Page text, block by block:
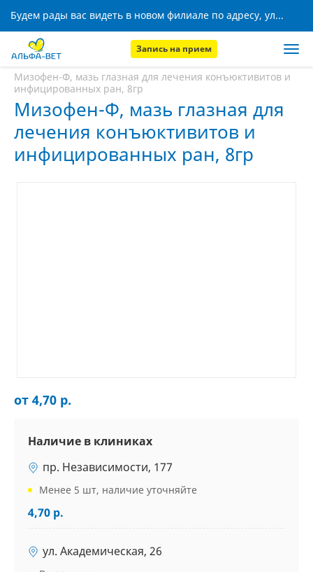
Будем рады вас видеть в новом филиале по адресу, ул. Кижеватова, 8!
Запись на прием
Главная
Мизофен-Ф, мазь глазная для лечения конъюктивитов и
инфицированных ран, 8гр
Мизофен-Ф, мазь глазная для
лечения конъюктивитов и
инфицированных ран, 8гр
от 4,70 р.
Наличие в клиниках
пр. Независимости, 177
Менее 5 шт, наличие уточняйте
4,70 р.
ул. Академическая, 26